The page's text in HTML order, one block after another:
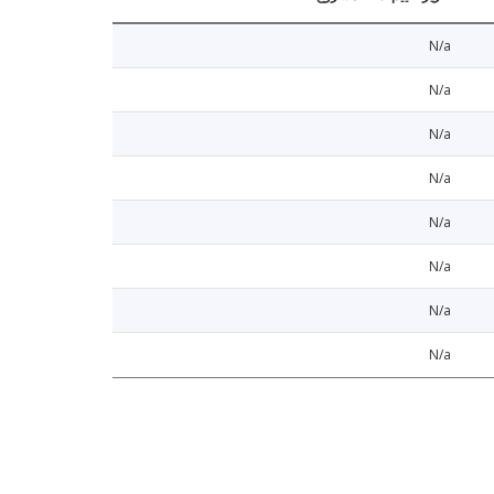
N/a
N/a
N/a
N/a
N/a
N/a
N/a
N/a